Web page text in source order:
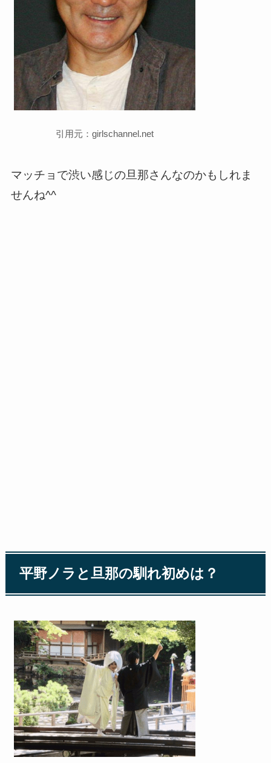
引用元：girlschannel.net
マッチョで渋い感じの旦那さんなのかもしれま
せんね^^
平野ノラと旦那の馴れ初めは？